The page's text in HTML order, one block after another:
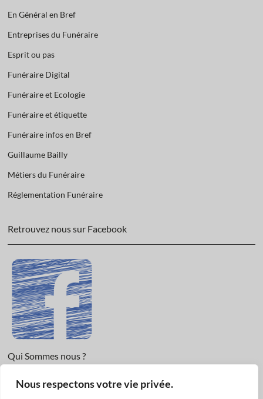
Nous respectons votre vie privée.
En Général en Bref
Entreprises du Funéraire
Esprit ou pas
Funéraire Digital
Funéraire et Ecologie
Funéraire et étiquette
Funéraire infos en Bref
Guillaume Bailly
Métiers du Funéraire
Réglementation Funéraire
Retrouvez nous sur Facebook
Qui Sommes nous ?
Informations légales et Protection des données.